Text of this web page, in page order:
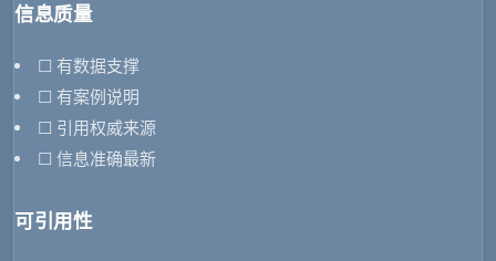
信息质量
☐ 有数据支撑
☐ 有案例说明
☐ 引用权威来源
☐ 信息准确最新
可引用性